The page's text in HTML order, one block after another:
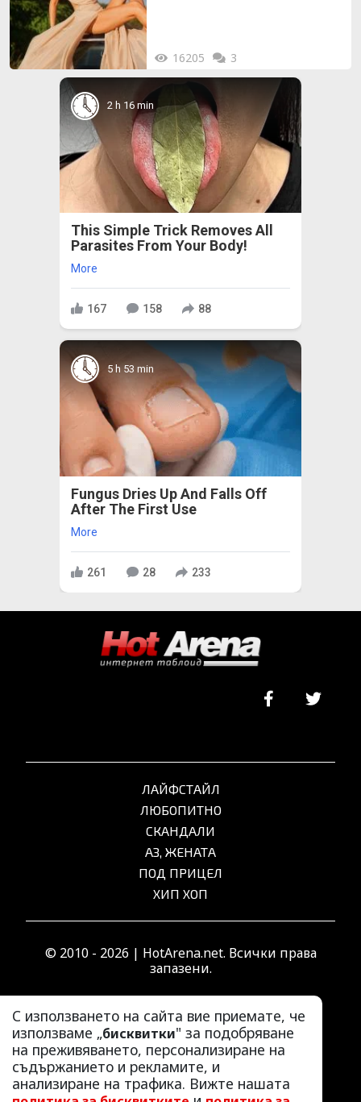
16205 3
2 h 16 min
This Simple Trick Removes All
Parasites From Your Body!
More
167 158 88
5 h 53 min
Fungus Dries Up And Falls Off
After The First Use
More
261 28 233
С използването на сайта вие приемате, че
използваме „бисквитки" за подобряване
на преживяването, персонализиране на
съдържанието и рекламите, и
анализиране на трафика. Вижте нашата
ЛАЙФСТАЙЛ
ЛЮБОПИТНО
СКАНДАЛИ
АЗ, ЖЕНАТА
ПОД ПРИЦЕЛ
ХИП ХОП
© 2010 - 2026 | HotArena.net. Всички права
запазени.
РЕКЛАМА
КОНТАКТИ
ОБЩИ УСЛОВИЯ
ПОЛИТИКА ЗА ПОВЕРИТЕЛНОСТ